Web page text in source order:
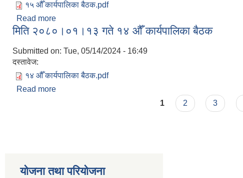
१५ औँ कार्यपालिका बैठक.pdf
Read more
मिति २०८०।०१।१३ गते १४ ‌औँ कार्यपालिका बैठक
Submitted on: Tue, 05/14/2024 - 16:49
दस्तावेज:
१४ औँ कार्यपालिका बैठक.pdf
Read more
1 2 3
योजना तथा परियोजना